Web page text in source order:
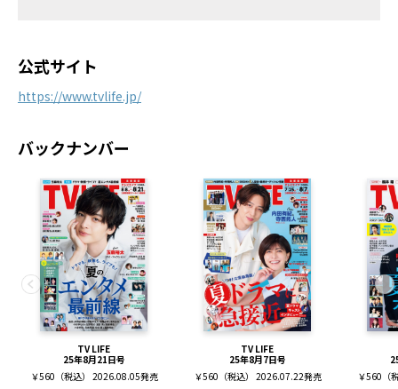
公式サイト
https://www.tvlife.jp/
バックナンバー
TV LIFE
25年8月21日号
￥560（税込） 2026.08.05発売
TV LIFE
25年8月7日号
￥560（税込） 2026.07.22発売
￥560（